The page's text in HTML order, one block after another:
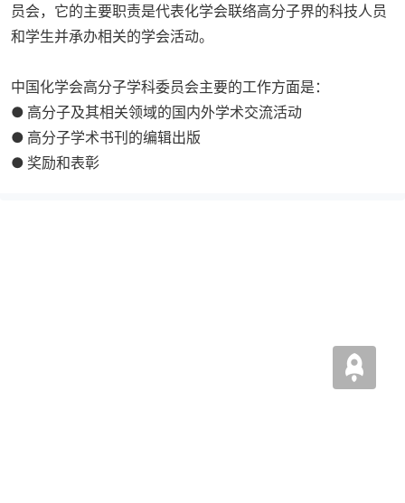
员会，它的主要职责是代表化学会联络高分子界的科技人员
和学生并承办相关的学会活动。
中国化学会高分子学科委员会主要的工作方面是：
● 高分子及其相关领域的国内外学术交流活动
● 高分子学术书刊的编辑出版
● 奖励和表彰